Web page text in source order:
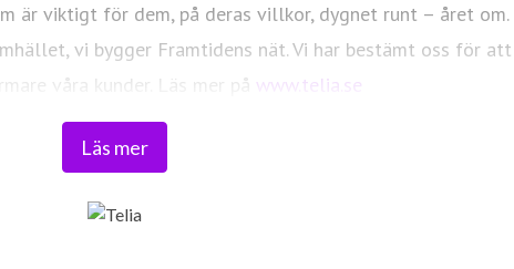
viktigt för dem, på deras villkor, dygnet runt – året
vi bygger Framtidens nät. Vi har bestämt oss för
våra kunder. Läs mer på www.telia.se
Läs mer